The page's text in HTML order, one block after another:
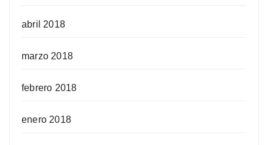
abril 2018
marzo 2018
febrero 2018
enero 2018